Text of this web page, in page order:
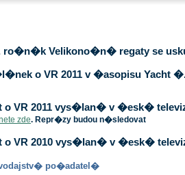
ro�n�k Velikono�n� regaty se
o VR 2011 v �asopisu Yacht
o VR 2011 vys�lan� v �esk�
zde. Repr�zy budou n�sledovat
o VR 2010 vys�lan� v �esk�
po�adatel�